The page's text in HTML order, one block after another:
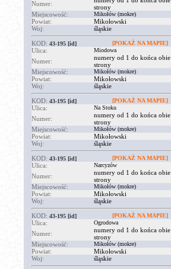
Numer:
strony
Miejscowość:
Mikołów (mokre)
Powiat:
Mikołowski
Woj:
śląskie
KOD: 43-195 [id] [POKAŻ NA MAPIE]
Ulica: Miodowa
Numer:
numery od 1 do końca obie
strony
Miejscowość:
Mikołów (mokre)
Powiat:
Mikołowski
Woj:
śląskie
KOD: 43-195 [id] [POKAŻ NA MAPIE]
Ulica: Na Stoku
Numer:
numery od 1 do końca obie
strony
Miejscowość:
Mikołów (mokre)
Powiat:
Mikołowski
Woj:
śląskie
KOD: 43-195 [id] [POKAŻ NA MAPIE]
Ulica: Narcyzów
Numer:
numery od 1 do końca obie
strony
Miejscowość:
Mikołów (mokre)
Powiat:
Mikołowski
Woj:
śląskie
KOD: 43-195 [id] [POKAŻ NA MAPIE]
Ulica: Ogrodowa
Numer:
numery od 1 do końca obie
strony
Miejscowość:
Mikołów (mokre)
Powiat:
Mikołowski
Woj:
śląskie